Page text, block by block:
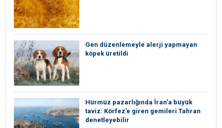
Gen düzenlemeyle alerji yapmayan
köpek üretildi
Hürmüz pazarlığında İran’a büyük
taviz: Körfez’e giren gemileri Tahran
denetleyebilir